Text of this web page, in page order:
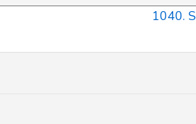
1040.